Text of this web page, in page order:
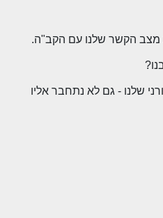
מצב הקשר שלנו עם הקב"ה.
שלנו - גם לא נתחבר אליו